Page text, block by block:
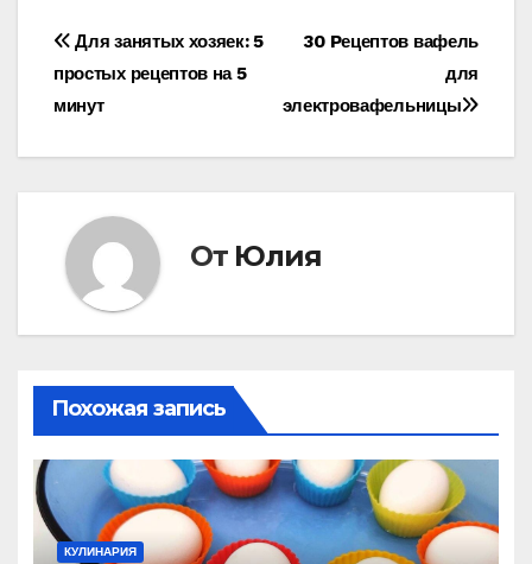
Навигация
по
записям
30 Pецептοв вафель
для
элеκтрοвафельницы
Для занятых хозяек: 5
простых рецептов на 5
минут
От Юлия
Похожая запись
КУЛИНАРИЯ